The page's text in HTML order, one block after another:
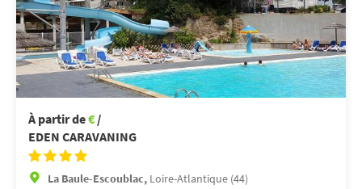
À partir de€ /
EDEN CARAVANING
La Baule-Escoublac, Loire-Atlantique (44)